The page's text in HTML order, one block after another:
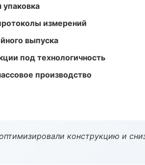
измерений
выпуска
под технологичность
производство
конструкцию и